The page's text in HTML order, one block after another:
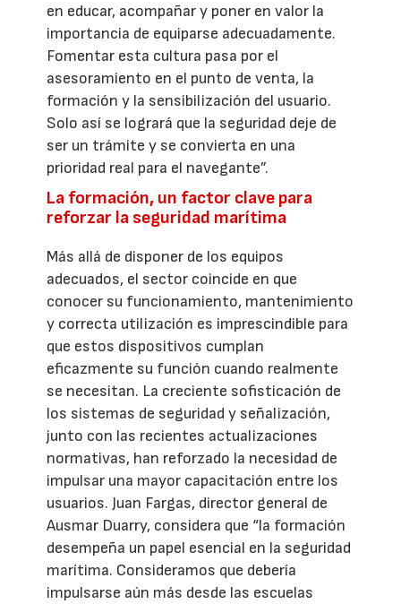
en educar, acompañar y poner en valor la
importancia de equiparse adecuadamente.
Fomentar esta cultura pasa por el
asesoramiento en el punto de venta, la
formación y la sensibilización del usuario.
Solo así se logrará que la seguridad deje de
ser un trámite y se convierta en una
prioridad real para el navegante”.
La formación, un factor clave para
reforzar la seguridad marítima
Más allá de disponer de los equipos
adecuados, el sector coincide en que
conocer su funcionamiento, mantenimiento
y correcta utilización es imprescindible para
que estos dispositivos cumplan
eficazmente su función cuando realmente
se necesitan. La creciente sofisticación de
los sistemas de seguridad y señalización,
junto con las recientes actualizaciones
normativas, han reforzado la necesidad de
impulsar una mayor capacitación entre los
usuarios. Juan Fargas, director general de
Ausmar Duarry, considera que “la formación
desempeña un papel esencial en la seguridad
marítima. Consideramos que debería
impulsarse aún más desde las escuelas